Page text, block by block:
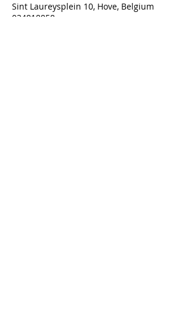
Sint Laureysplein 10, Hove, Belgium
034818858